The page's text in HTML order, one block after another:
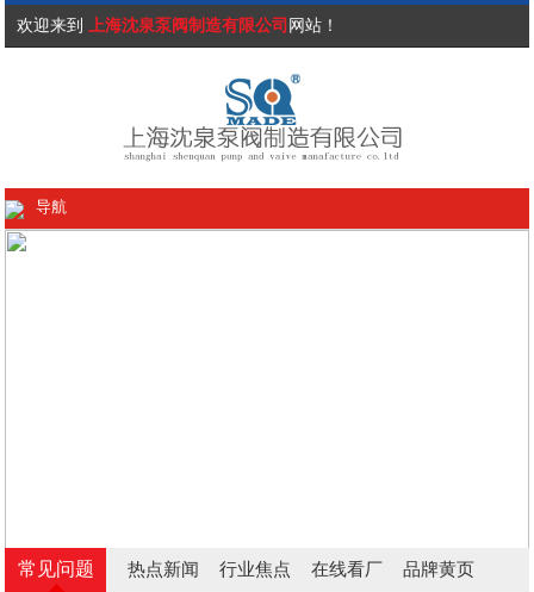
欢迎来到 上海沈泉泵阀制造有限公司 网站！
导航
常见问题 热点新闻 行业焦点 在线看厂 品牌黄页